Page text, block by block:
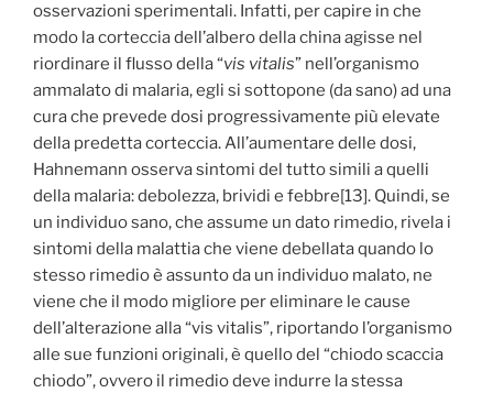
osservazioni sperimentali. Infatti, per capire in che
modo la corteccia dell’albero della china agisse nel
riordinare il flusso della “vis vitalis” nell’organismo
ammalato di malaria, egli si sottopone (da sano) ad una
cura che prevede dosi progressivamente più elevate
della predetta corteccia. All’aumentare delle dosi,
Hahnemann osserva sintomi del tutto simili a quelli
della malaria: debolezza, brividi e febbre[13]. Quindi, se
un individuo sano, che assume un dato rimedio, rivela i
sintomi della malattia che viene debellata quando lo
stesso rimedio è assunto da un individuo malato, ne
viene che il modo migliore per eliminare le cause
dell’alterazione alla “vis vitalis”, riportando l’organismo
alle sue funzioni originali, è quello del “chiodo scaccia
chiodo”, ovvero il rimedio deve indurre la stessa